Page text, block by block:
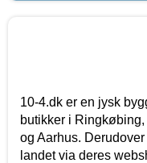
10-4.dk er en jysk
butikker i
og Aarhus.
landet via deres